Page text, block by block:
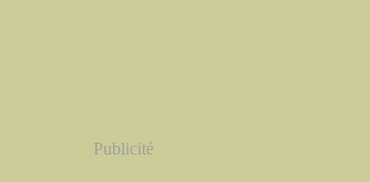
Publicité